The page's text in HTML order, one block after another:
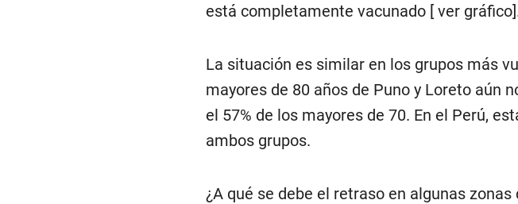
está completamente vacunado [ ver
La situación es similar en los grupos más
mayores de 80 años de Puno y Loreto aún
el 57% de los mayores de 70. En el Perú,
ambos grupos.
¿A qué se debe el retraso en algunas